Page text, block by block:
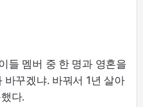
들 멤버 중 한 명과 영혼을
바꾸겠냐. 바꿔서 1년 살아
다.